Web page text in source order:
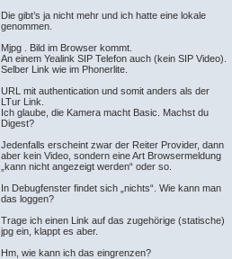
Die gibt’s ja nicht mehr und ich hatte eine lokale
genommen.
Mjpg . Bild im Browser kommt.
An einem Yealink SIP Telefon auch (kein SIP Video).
Selber Link wie im Phonerlite.
URL mit authentication und somit anders als der
LTur Link.
Ich glaube, die Kamera macht Basic. Machst du
Digest?
Jedenfalls erscheint zwar der Reiter Provider, dann
aber kein Video, sondern eine Art Browsermeldung
„kann nicht angezeigt werden“ oder so.
In Debugfenster findet sich „nichts“. Wie kann man
das loggen?
Trage ich einen Link auf das zugehörige (statische)
jpg ein, klappt es aber.
Hm, wie kann ich das eingrenzen?